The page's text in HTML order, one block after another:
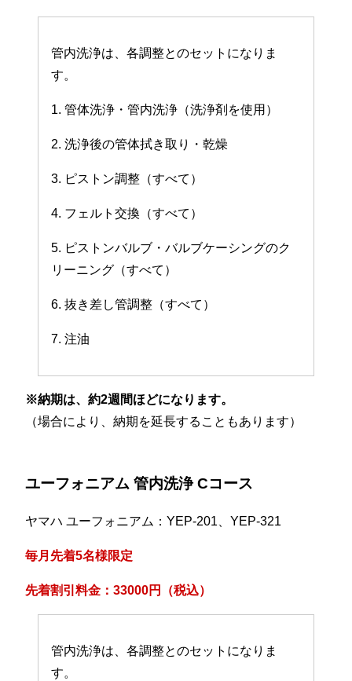
管内洗浄は、各調整とのセットになりま
す。
1. 管体洗浄・管内洗浄（洗浄剤を使用）
2. 洗浄後の管体拭き取り・乾燥
3. ピストン調整（すべて）
4. フェルト交換（すべて）
5. ピストンバルブ・バルブケーシングのク
リーニング（すべて）
6. 抜き差し管調整（すべて）
7. 注油
※納期は、約2週間ほどになります。
（場合により、納期を延長することもあります）
ユーフォニアム 管内洗浄 Cコース
ヤマハ ユーフォニアム：YEP-201、YEP-321
毎月先着5名様限定
先着割引料金：33000円（税込）
管内洗浄は、各調整とのセットになりま
す。